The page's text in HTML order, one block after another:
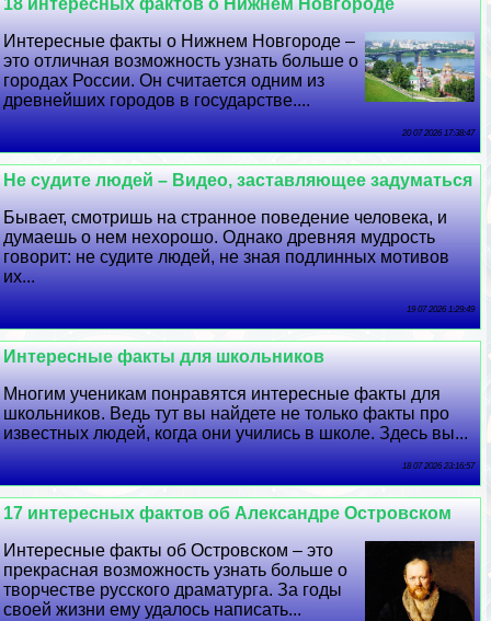
18 интересных фактов о Нижнем Новгороде
Интересные факты о Нижнем Новгороде –
это отличная возможность узнать больше о
городах России. Он считается одним из
древнейших городов в государстве....
20 07 2026 17:38:47
Не судите людей – Видео, заставляющее задуматься
Бывает, смотришь на странное поведение человека, и
думаешь о нем нехорошо. Однако древняя мудрость
говорит: не судите людей, не зная подлинных мотивов
их...
19 07 2026 1:29:49
Интересные факты для школьников
Многим ученикам понравятся интересные факты для
школьников. Ведь тут вы найдете не только факты про
известных людей, когда они учились в школе. Здесь вы...
18 07 2026 23:16:57
17 интересных фактов об Александре Островском
Интересные факты об Островском – это
прекрасная возможность узнать больше о
творчестве русского драматурга. За годы
своей жизни ему удалось написать...